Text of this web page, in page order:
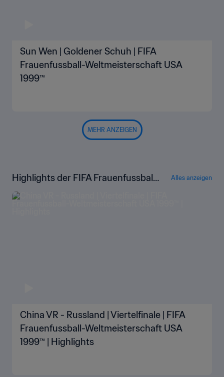
Sun Wen | Goldener Schuh | FIFA
Frauenfussball-Weltmeisterschaft USA
1999™
MEHR ANZEIGEN
Highlights der FIFA Frauenfussball-
Weltmeisterschaft USA 1999™
Alles anzeigen
China VR - Russland | Viertelfinale | FIFA
Frauenfussball-Weltmeisterschaft USA
1999™ | Highlights